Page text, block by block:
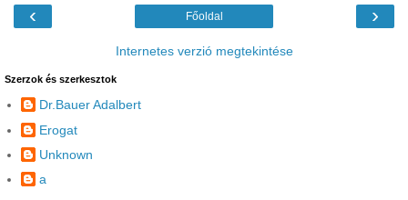
‹ ›
Főoldal
Internetes verzió megtekintése
Szerzok és szerkesztok
Dr.Bauer Adalbert
Erogat
Unknown
a